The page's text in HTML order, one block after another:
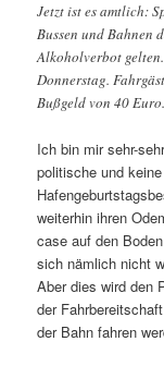
Jetzt ist es amtlich:
Bussen und Bahnen
Alkoholverbot
Donnerstag.
Bußgeld von 40 Euro.
Ich bin mir sehr-
politische und
weiterhin ihren
case auf den
sich nämlich nicht
Aber dies wird den
der
der Bahn fahren